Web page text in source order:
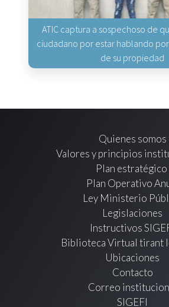
ATIC captura a sospechoso de
ciudadano por estar hablando
de su propiedad
Quienes somos
Valores y principios
Plan estratégico
Plan Operativo
Ley Ministerio
Legislaciones
Instructivos
Biblioteca Virtual tirant
Ubicaciones
Contacto
Correo
SIGEFI